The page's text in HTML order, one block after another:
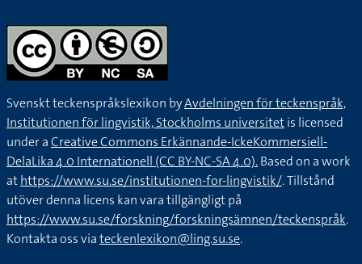
Svenskt teckenspråkslexikon byAvdelningen för teckenspråk,
Institutionen för lingvistik, Stockholms universitetis licensed
under aCreative Commons Erkännande-IckeKommersiell-
DelaLika 4.0 Internationell (CC BY-NC-SA 4.0).Based on a work
athttps://www.su.se/institutionen-for-lingvistik/. Tillstånd
utöver denna licens kan vara tillgängligt på
https://www.su.se/forskning/forskningsämnen/teckenspråk.
Kontakta oss viateckenlexikon@ling.su.se.